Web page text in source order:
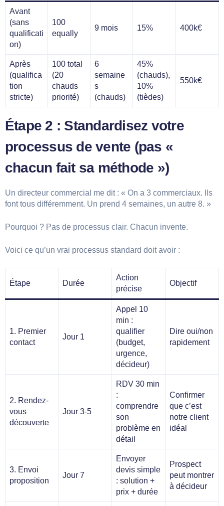
Avant
(sans
qualificati
on)
100
equally
9 mois 15% 400k€
Après
(qualifica
tion
stricte)
100 total
(20
chauds
priorité)
6
semaine
s
(chauds)
45%
(chauds),
10%
(tièdes)
550k€
Étape 2 : Standardisez votre
processus de vente (pas «
chacun fait sa méthode »)
Un directeur commercial me dit : « On a 3 commerciaux. Ils
font tous différemment. Un prend 4 semaines, un autre 8. »
Pourquoi ? Pas de processus clair. Chacun invente.
Voici ce qu’un vrai processus standard doit avoir :
Étape Durée
Action
précise
Objectif
1. Premier
contact
Jour 1
Appel 10
min :
qualifier
(budget,
urgence,
décideur)
Dire oui/non
rapidement
2. Rendez-
vous
découverte
Jour 3-5
RDV 30 min
:
comprendre
son
problème en
détail
Confirmer
que c’est
notre client
idéal
3. Envoi
proposition
Jour 7
Envoyer
devis simple
: solution +
prix + durée
Prospect
peut montrer
à décideur